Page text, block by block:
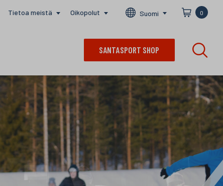
Tietoa meistä Oikopolut Suomi 0
SANTASPORT SHOP